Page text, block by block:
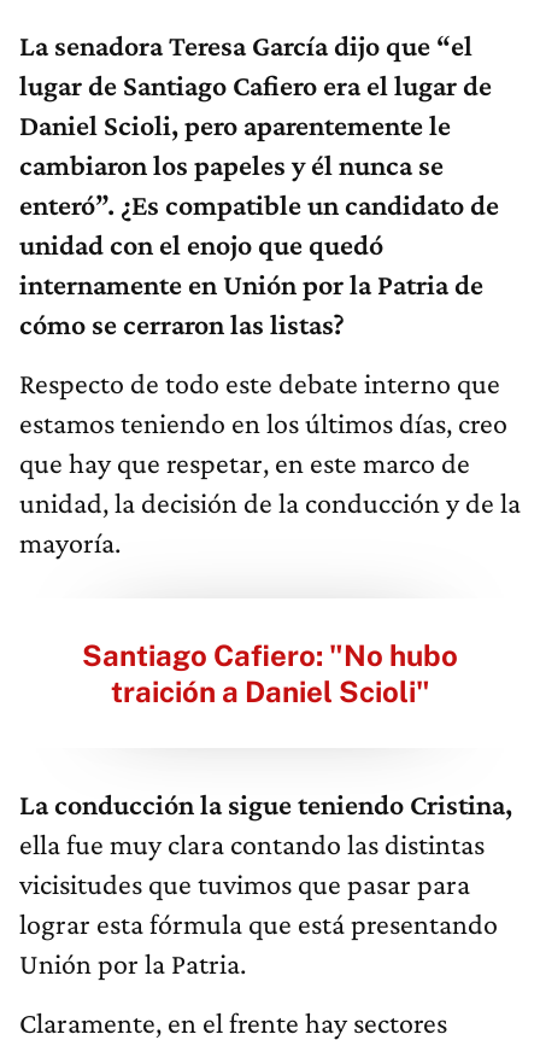
La senadora Teresa García dijo que “el
lugar de Santiago Cafiero era el lugar de
Daniel Scioli, pero aparentemente le
cambiaron los papeles y él nunca se
enteró”. ¿Es compatible un candidato de
unidad con el enojo que quedó
internamente en Unión por la Patria de
cómo se cerraron las listas?
Respecto de todo este debate interno que
estamos teniendo en los últimos días, creo
que hay que respetar, en este marco de
unidad, la decisión de la conducción y de la
mayoría.
Santiago Cafiero: "No hubo
traición a Daniel Scioli"
La conducción la sigue teniendo Cristina,
ella fue muy clara contando las distintas
vicisitudes que tuvimos que pasar para
lograr esta fórmula que está presentando
Unión por la Patria.
Claramente, en el frente hay sectores